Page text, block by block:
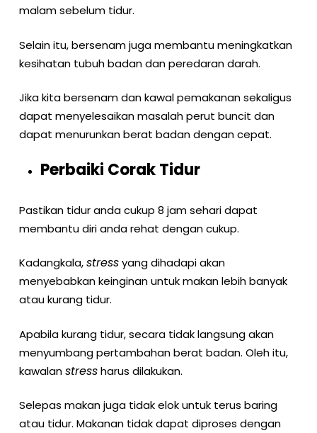
malam sebelum tidur.
Selain itu, bersenam juga membantu meningkatkan
kesihatan tubuh badan dan peredaran darah.
Jika kita bersenam dan kawal pemakanan sekaligus
dapat menyelesaikan masalah perut buncit dan
dapat menurunkan berat badan dengan cepat.
Perbaiki Corak Tidur
Pastikan tidur anda cukup 8 jam sehari dapat
membantu diri anda rehat dengan cukup.
Kadangkala,stressyang dihadapi akan
menyebabkan keinginan untuk makan lebih banyak
atau kurang tidur.
Apabila kurang tidur, secara tidak langsung akan
menyumbang pertambahan berat badan. Oleh itu,
kawalanstressharus dilakukan.
Selepas makan juga tidak elok untuk terus baring
atau tidur. Makanan tidak dapat diproses dengan